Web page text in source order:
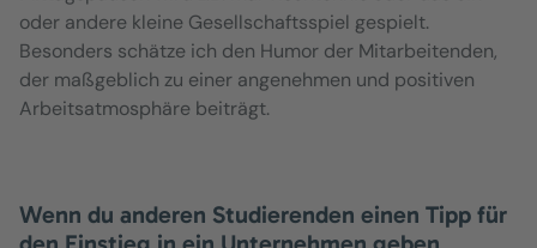
oder andere kleine Gesellschaftsspiel gespielt.
Besonders schätze ich den Humor der Mitarbeitenden,
der maßgeblich zu einer angenehmen und positiven
Arbeitsatmosphäre beiträgt.
Wenn du anderen Studierenden einen Tipp für